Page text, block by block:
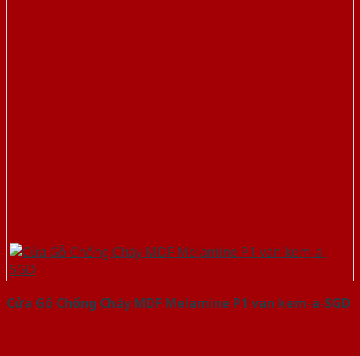
Cửa Gỗ Chống Cháy MDF Melamine P1 van kem-a-SGD